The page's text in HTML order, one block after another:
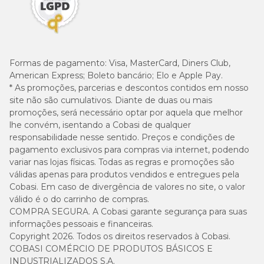
Rações light
recomendadas para cães castrados, menos ativos ou com
tendência ao ganho de peso, pois ajudam a promover
saciedade sem comprometer o equilíbrio nutricional.
Ração para cachorro por porte
Oporte do cachorro influencia diretamente suas
necessidades nutricionais, o tamanho do grão, o gasto
energético e até a forma como o alimento é digerido.
Por isso, escolher uma ração desenvolvida especificamente
para cães de porte pequeno, médio ou grande ajuda a
garantir uma alimentação mais segura, equilibrada e
adequada ao dia a dia do pet. Confira as diferenças:
Ração para cães de porte pequeno
Formas de pagamento: Visa, MasterCard, Diners Club,
American Express; Boleto bancário; Elo e Apple Pay.
* As promoções, parcerias e descontos contidos em nosso
site não são cumulativos. Diante de duas ou mais
promoções, será necessário optar por aquela que melhor
lhe convém, isentando a Cobasi de qualquer
responsabilidade nesse sentido. Preços e condições de
pagamento exclusivos para compras via internet, podendo
variar nas lojas físicas. Todas as regras e promoções são
válidas apenas para produtos vendidos e entregues pela
Cobasi. Em caso de divergência de valores no site, o valor
válido é o do carrinho de compras.
COMPRA SEGURA. A Cobasi garante segurança para suas
informações pessoais e financeiras.
Copyright 2026. Todos os direitos reservados à Cobasi.
COBASI COMÉRCIO DE PRODUTOS BÁSICOS E
INDUSTRIALIZADOS S.A.